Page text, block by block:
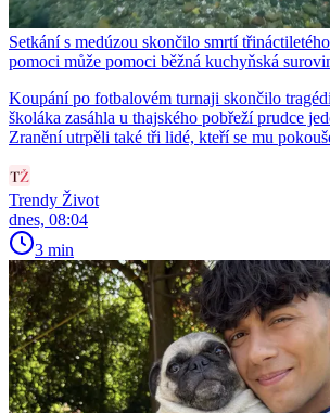
Setkání s medúzou skončilo smrtí
pomoci může pomoci běžná kuchyňská
Koupání po fotbalovém turnaji skončilo
školáka zasáhla u thajského pobřeží prudce
Zranění utrpěli také tři lidé, kteří se mu
Trendy Život
dnes, 08:04
3 min